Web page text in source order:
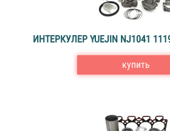
ИНТЕРКУЛЕР YUEJIN NJ1041
купить